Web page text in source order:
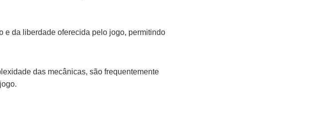
e da liberdade oferecida pelo jogo, permitindo
das mecânicas, são frequentemente